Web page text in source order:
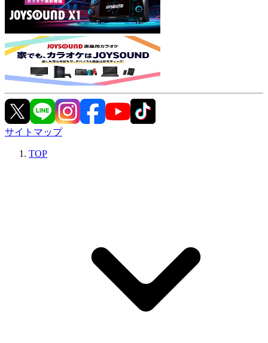
サイトマップ
TOP